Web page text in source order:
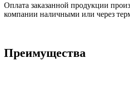
Оплата заказанной продукции
компании наличными или через
Преимущества